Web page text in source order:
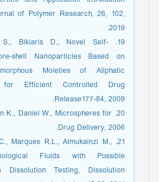
of Polymer Research, 26, 102,
2019.
S., Bikiaris D., Novel Self-
shell Nanoparticles Based on
Moieties of Aliphatic
for Efficient Controlled Drug
Release177-84, 2009.
K., Daniel W., Microspheres for
Drug Delivery, 2006.
C., Marques R.L., Almukainzi M.,
Fluids with Possible
Dissolution Testing, Dissolution